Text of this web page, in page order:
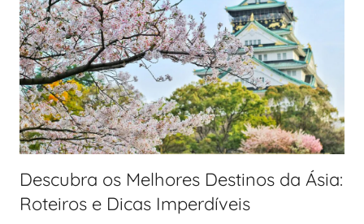
Descubra os Melhores Destinos da Ásia:
Roteiros e Dicas Imperdíveis